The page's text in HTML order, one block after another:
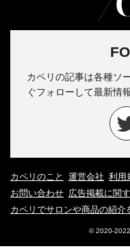
カペリの記事は各種ソ
ぐフォローして最新情
カペリのこと 運営会社 利用
お問い合わせ 広告掲載に関
カペリでサロンや商品の紹介
© 2020-2022